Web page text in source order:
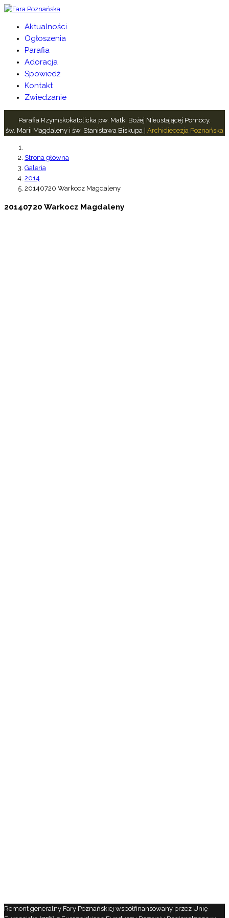
Aktualności
Ogłoszenia
Parafia
Adoracja
Spowiedź
Kontakt
Zwiedzanie
Parafia Rzymskokatolicka pw. Matki Bożej Nieustającej Pomocy,
św. Marii Magdaleny i św. Stanisława Biskupa | Archidiecezja Poznańska
Strona główna
Galeria
2014
20140720 Warkocz Magdaleny
20140720 Warkocz Magdaleny
Remont generalny Fary Poznańskiej współfinansowany przez Unię